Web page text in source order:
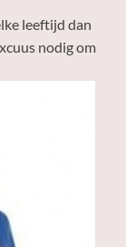
leeftijd dan
nodig om